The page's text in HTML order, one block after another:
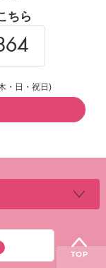
ちら
・日・祝日)
ク. All Rights Reserved.